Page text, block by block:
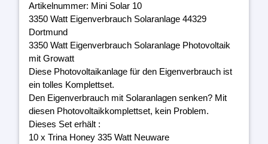
Artikelnummer: Mini Solar 10
3350 Watt Eigenverbrauch Solaranlage 44329
Dortmund
3350 Watt Eigenverbrauch Solaranlage Photovoltaik
mit Growatt
Diese Photovoltaikanlage für den Eigenverbrauch ist
ein tolles Komplettset.
Den Eigenverbrauch mit Solaranlagen senken? Mit
diesen Photovoltaikkomplettset, kein Problem.
Dieses Set erhält :
10 x Trina Honey 335 Watt Neuware